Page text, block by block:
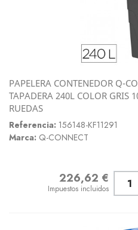
PAPELERA CONTENEDOR Q-
TAPADERA 240L COLOR GRIS
RUEDAS
Referencia: 156148-KF11291
Marca: Q-CONNECT
Precio
226,62 €
Impuestos incluidos